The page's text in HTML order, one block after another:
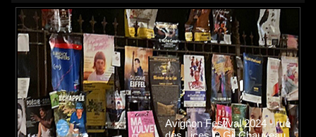
Avignon Festival 2024 - rue